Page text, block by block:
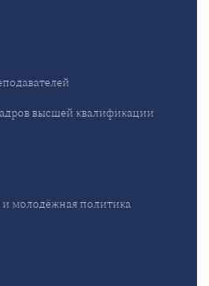
высшей квалификации
и молодёжная политика